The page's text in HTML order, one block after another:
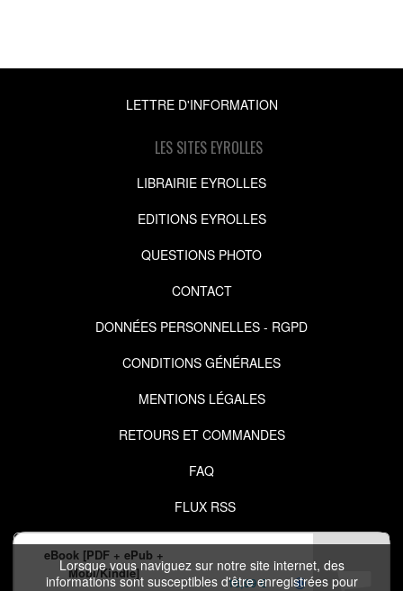
Lorsque vous naviguez sur notre site internet, des
informations sont susceptibles d'être enregistrées pour
eBook [PDF + ePub +
Mobi/Kindle]
16,99 €
LETTRE D'INFORMATION
LES SITES EYROLLES
LIBRAIRIE EYROLLES
EDITIONS EYROLLES
QUESTIONS PHOTO
CONTACT
DONNÉES PERSONNELLES - RGPD
CONDITIONS GÉNÉRALES
MENTIONS LÉGALES
RETOURS ET COMMANDES
FAQ
FLUX RSS